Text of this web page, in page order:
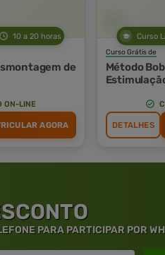
10 a 20 horas
de
ON-LINE
AGORA
Curso
Curso Grátis de
Método
DETALHES
PARA PARTICIPAR POR